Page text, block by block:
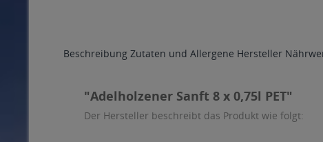
Beschreibung Zutaten und Allergene Hersteller
"Adelholzener Sanft 8 x 0,75l PET"
Der Hersteller beschreibt das Produkt wie folgt: